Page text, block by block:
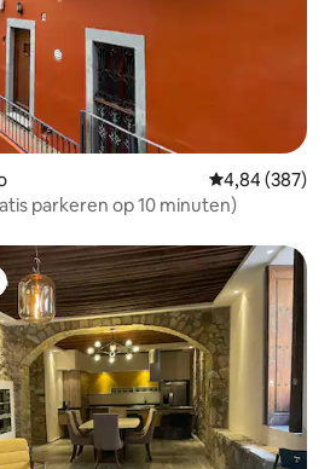
Gemiddelde
4,84 (387)
parkeren op 10 minuten)